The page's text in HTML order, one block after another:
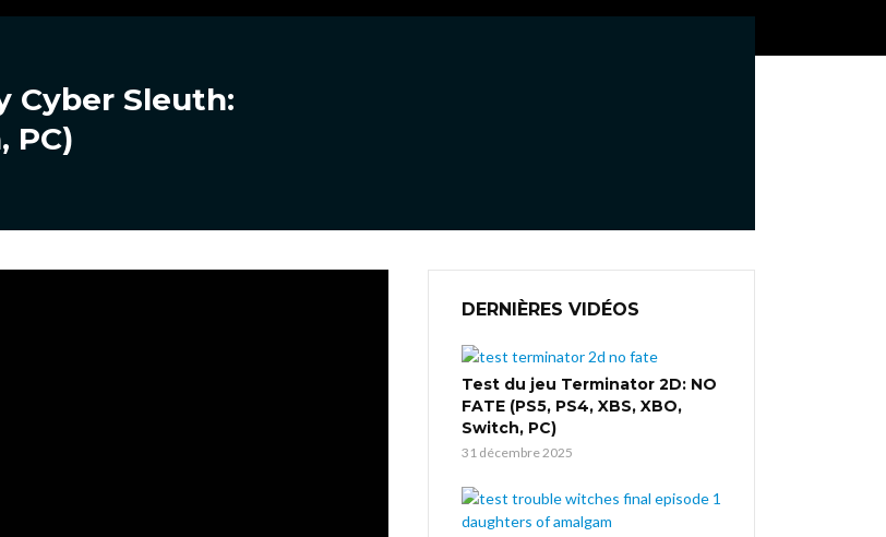
Cyber Sleuth:
PC)
DERNIÈRES VIDÉOS
Test du jeu Terminator 2D: NO
FATE (PS5, PS4, XBS, XBO,
Switch, PC)
31 décembre 2025